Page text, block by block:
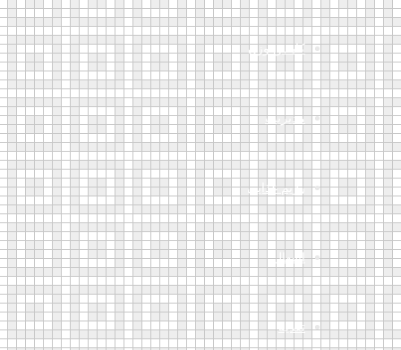
کاهش وزن
مدیریت
رژیم غذایی
اسهال
تغذیه